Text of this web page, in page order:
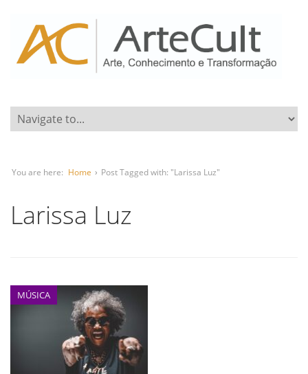
You are here: Home › Post Tagged with: "Larissa Luz"
Larissa Luz
MÚSICA